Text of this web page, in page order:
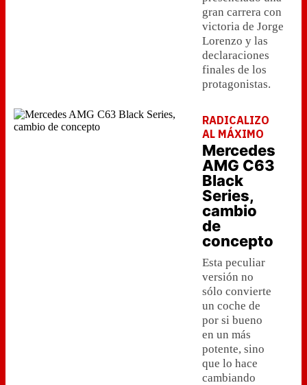
gran carrera con
victoria de Jorge
Lorenzo y las
declaraciones
finales de los
protagonistas.
RADICALIZO
AL MÁXIMO
Mercedes
AMG C63
Black
Series,
cambio
de
concepto
Esta peculiar
versión no
sólo convierte
un coche de
por si bueno
en un más
potente, sino
que lo hace
cambiando